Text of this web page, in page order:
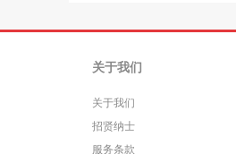
关于我们
关于我们
招贤纳士
服务条款